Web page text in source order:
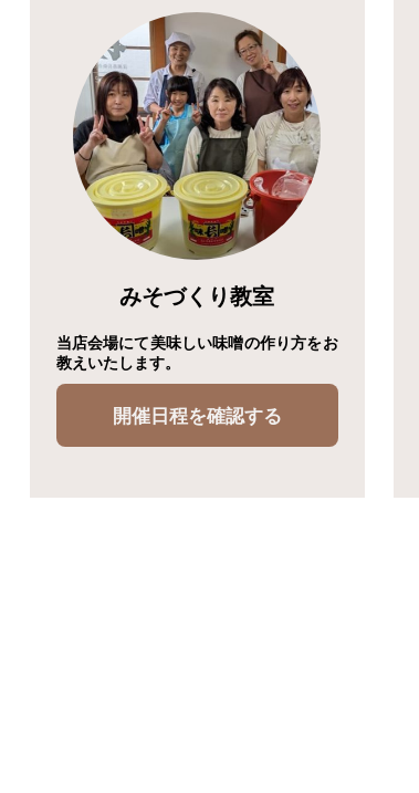
みそづくり教室
当店会場にて美味しい味噌の作り方をお
教えいたします。
開催日程を確認する